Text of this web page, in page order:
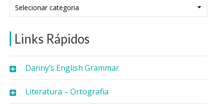
Links Rápidos
Danny’s English Grammar
Literatura – Ortografia